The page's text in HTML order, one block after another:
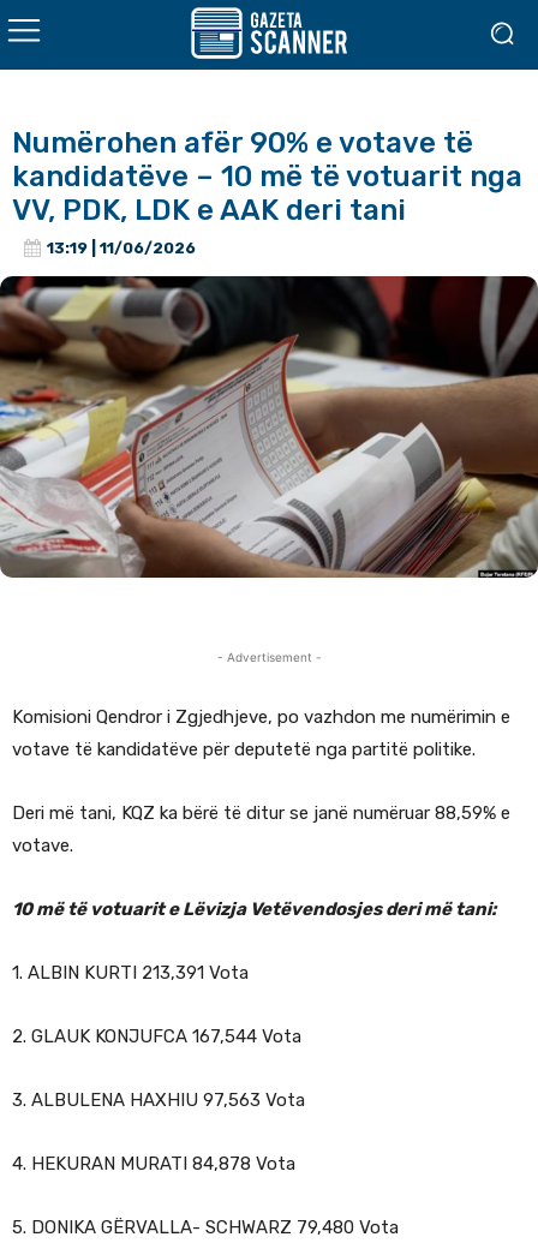
Numërohen afër 90% e votave të
kandidatëve – 10 më të votuarit nga
VV, PDK, LDK e AAK deri tani
13:19 | 11/06/2026
- Advertisement -
Komisioni Qendror i Zgjedhjeve, po vazhdon me numërimin e
votave të kandidatëve për deputetë nga partitë politike.
Deri më tani, KQZ ka bërë të ditur se janë numëruar 88,59% e
votave.
10 më të votuarit e Lëvizja Vetëvendosjes deri më tani:
1. ALBIN KURTI 213,391 Vota
2. GLAUK KONJUFCA 167,544 Vota
3. ALBULENA HAXHIU 97,563 Vota
4. HEKURAN MURATI 84,878 Vota
5. DONIKA GËRVALLA- SCHWARZ 79,480 Vota